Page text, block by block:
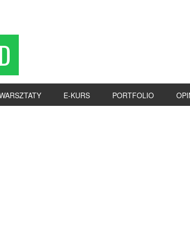
E-KURS PORTFOLIO